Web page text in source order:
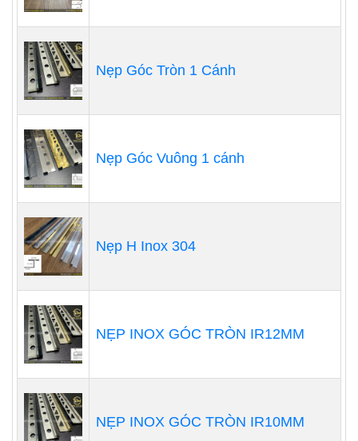
Nẹp Góc Tròn 1 Cánh
Nẹp Góc Vuông 1 cánh
Nẹp H Inox 304
NẸP INOX GÓC TRÒN IR12MM
NẸP INOX GÓC TRÒN IR10MM